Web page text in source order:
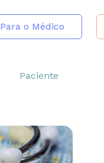
Para o Médico
Paciente